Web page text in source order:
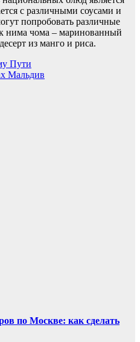
с различными соусами и
попробовать различные
нима чома – маринованный
из манго и риса.
Пути
Мальдив
по Москве: как сделать